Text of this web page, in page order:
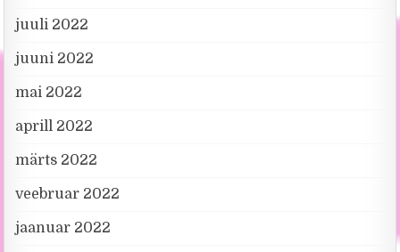
juuli 2022
juuni 2022
mai 2022
aprill 2022
märts 2022
veebruar 2022
jaanuar 2022